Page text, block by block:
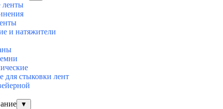
ленты
и натяжители
для стыковки лент
▼